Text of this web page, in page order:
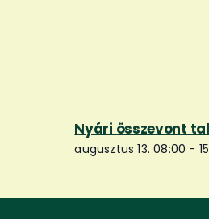
Nyári összevont
augusztus 13. 08:00 -